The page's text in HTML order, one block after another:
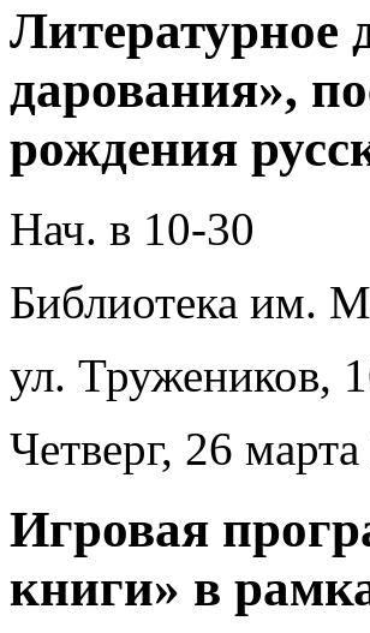
Литературное
дарования»,
рождения
Нач. в 10-30
Библиотека им.
ул. Тружеников,
Четверг, 26
Игровая
книги» в